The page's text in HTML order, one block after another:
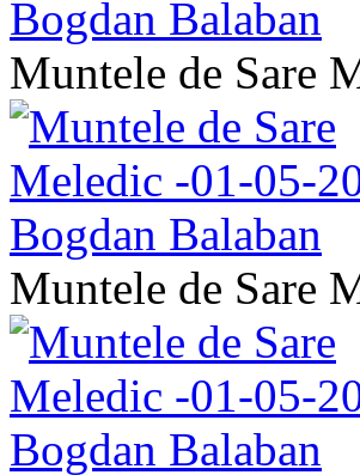
Muntele de Sare
Muntele de Sare